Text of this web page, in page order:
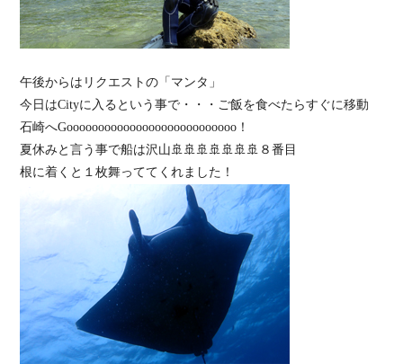
午後からはリクエストの「マンタ」
今日はCityに入るという事で・・・ご飯を食べたらすぐに移動
石崎へGooooooooooooooooooooooooooo！
夏休みと言う事で船は沢山🚢🚢🚢🚢🚢🚢🚢８番目
根に着くと１枚舞っててくれました！